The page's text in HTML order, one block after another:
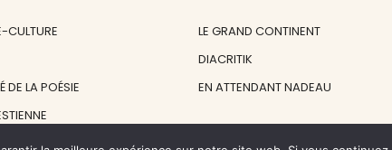
CULTURE
DE LA POÉSIE
LE GRAND CONTINENT
DIACRITIK
EN ATTENDANT NADEAU